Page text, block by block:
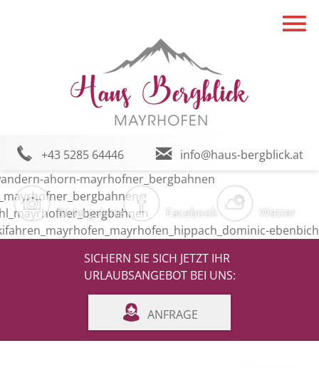
+43 5285 64446 info@haus-bergblick.at
Bildergalerie Facebook Wetter
SICHERN SIE SICH JETZT IHR
URLAUBSANGEBOT BEI UNS:
ANFRAGE